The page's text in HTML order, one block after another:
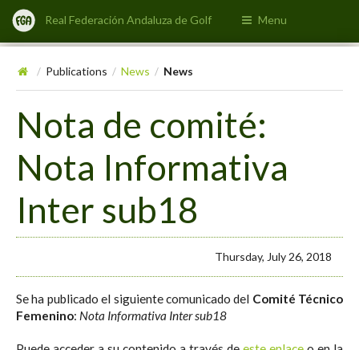
Real Federación Andaluza de Golf Menu
/ Publications / News / News
Nota de comité:
Nota Informativa
Inter sub18
Thursday, July 26, 2018
Se ha publicado el siguiente comunicado del Comité Técnico
Femenino: Nota Informativa Inter sub18